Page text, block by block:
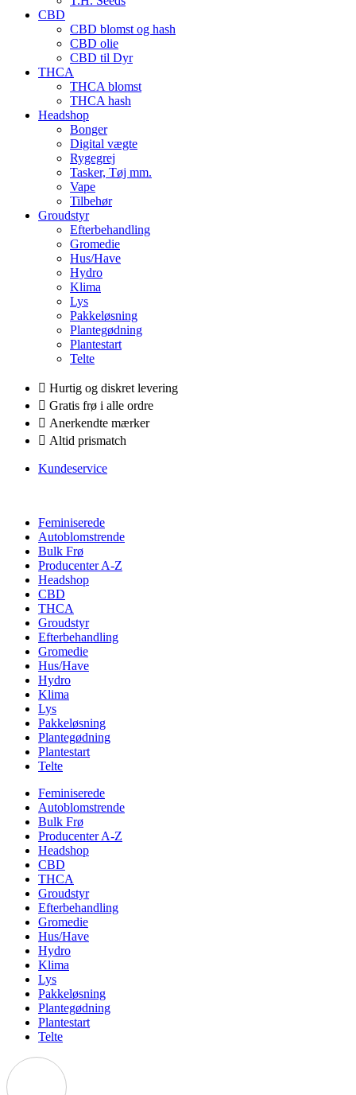
CBD
CBD blomst og hash
CBD olie
CBD til Dyr
THCA
THCA blomst
THCA hash
Headshop
Bonger
Digital vægte
Rygegrej
Tasker, Tøj mm.
Vape
Tilbehør
Groudstyr
Efterbehandling
Gromedie
Hus/Have
Hydro
Klima
Lys
Pakkeløsning
Plantegødning
Plantestart
Telte
Hurtig og diskret levering
Gratis frø i alle ordre
Anerkendte mærker
Altid prismatch
Kundeservice
Feminiserede
Autoblomstrende
Bulk Frø
Producenter A-Z
Headshop
CBD
THCA
Groudstyr
Efterbehandling
Gromedie
Hus/Have
Hydro
Klima
Lys
Pakkeløsning
Plantegødning
Plantestart
Telte
Feminiserede
Autoblomstrende
Bulk Frø
Producenter A-Z
Headshop
CBD
THCA
Groudstyr
Efterbehandling
Gromedie
Hus/Have
Hydro
Klima
Lys
Pakkeløsning
Plantegødning
Plantestart
Telte